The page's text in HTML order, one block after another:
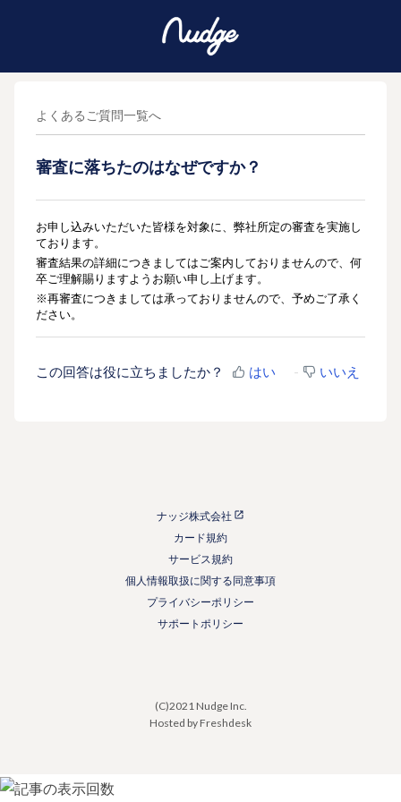
よくあるご質問一覧へ
審査に落ちたのはなぜですか？
お申し込みいただいた皆様を対象に、弊社所定の審査を実施し
ております。
審査結果の詳細につきましてはご案内しておりませんので、何
卒ご理解賜りますようお願い申し上げます。
※再審査につきましては承っておりませんので、予めご了承く
ださい。
この回答は役に立ちましたか？ はい いいえ
ナッジ株式会社
カード規約
サービス規約
個人情報取扱に関する同意事項
プライバシーポリシー
サポートポリシー
(C)2021 Nudge Inc.
Hosted by Freshdesk